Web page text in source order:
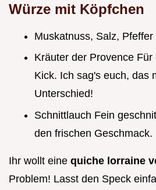
Würze mit Köpfchen
Muskatnuss, Salz,
Kräuter der Provence
Kick. Ich sag's euch, das
Unterschied!
Schnittlauch Fein
den frischen Geschmack.
Ihr wollt eine quiche lorraine
Problem! Lasst den Speck